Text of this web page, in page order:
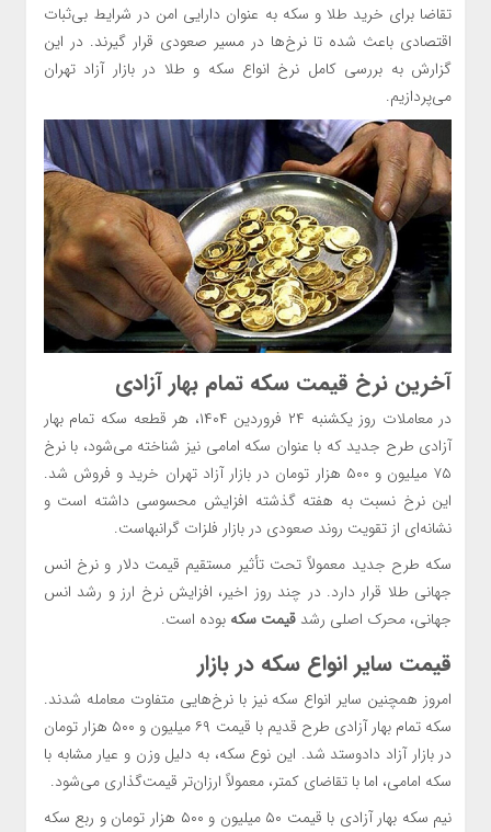
تقاضا برای خرید طلا و سکه به عنوان دارایی امن در شرایط بی‌ثبات
اقتصادی باعث شده تا نرخ‌ها در مسیر صعودی قرار گیرند. در این
گزارش به بررسی کامل نرخ انواع سکه و طلا در بازار آزاد تهران
می‌پردازیم.
آخرین نرخ قیمت سکه تمام بهار آزادی
در معاملات روز یکشنبه ۲۴ فروردین ۱۴۰۴، هر قطعه سکه تمام بهار
آزادی طرح جدید که با عنوان سکه امامی نیز شناخته می‌شود، با نرخ
۷۵ میلیون و ۵۰۰ هزار تومان در بازار آزاد تهران خرید و فروش شد.
این نرخ نسبت به هفته گذشته افزایش محسوسی داشته است و
نشانه‌ای از تقویت روند صعودی در بازار فلزات گرانبهاست.
سکه طرح جدید معمولاً تحت تأثیر مستقیم قیمت دلار و نرخ انس
جهانی طلا قرار دارد. در چند روز اخیر، افزایش نرخ ارز و رشد انس
جهانی، محرک اصلی رشد قیمت سکه بوده است.
قیمت سایر انواع سکه در بازار
امروز همچنین سایر انواع سکه نیز با نرخ‌هایی متفاوت معامله شدند.
سکه تمام بهار آزادی طرح قدیم با قیمت ۶۹ میلیون و ۵۰۰ هزار تومان
در بازار آزاد دادوستد شد. این نوع سکه، به دلیل وزن و عیار مشابه با
سکه امامی، اما با تقاضای کمتر، معمولاً ارزان‌تر قیمت‌گذاری می‌شود.
نیم سکه بهار آزادی با قیمت ۵۰ میلیون و ۵۰۰ هزار تومان و ربع سکه